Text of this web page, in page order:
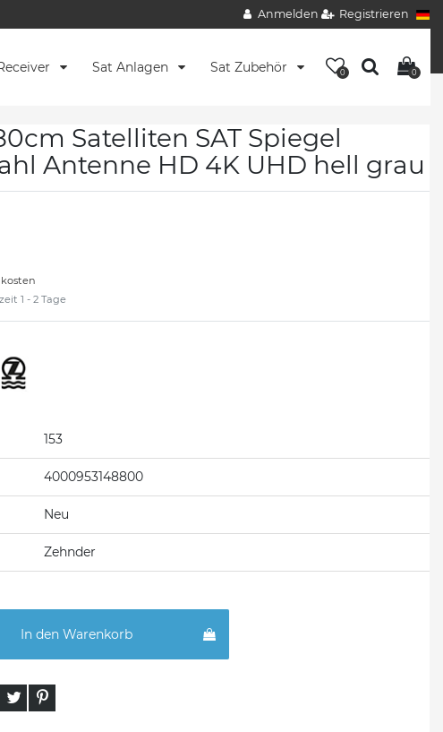
Anmelden Registrieren
Sat Anlagen Sat Zubehör 0 0
Satelliten SAT Spiegel
Antenne HD 4K UHD hell grau
1 - 2 Tage
153
4000953148800
Neu
Zehnder
In den Warenkorb